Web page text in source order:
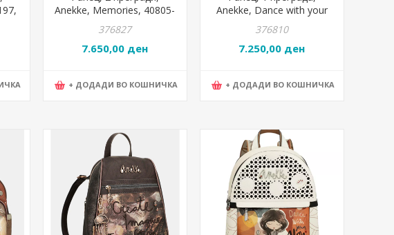
Anekke, Memories, 40805-
376827
7.650,00 ден
+ ДОДАДИ ВО КОШНИЧКА
Anekke, Dance with your
26*30*8цм
376810
7.250,00 ден
+ ДОДАДИ ВО КОШНИЧКА